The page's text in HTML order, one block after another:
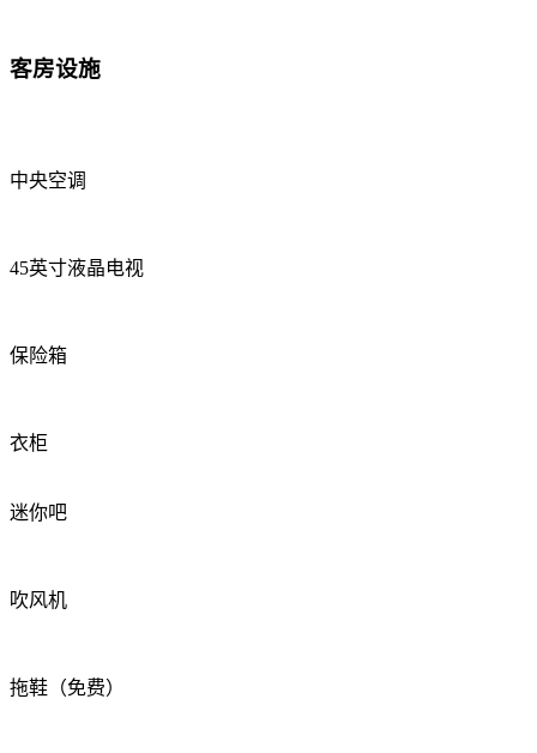
客房设施
中央空调
45英寸液晶电视
保险箱
衣柜
迷你吧
吹风机
拖鞋（免费）